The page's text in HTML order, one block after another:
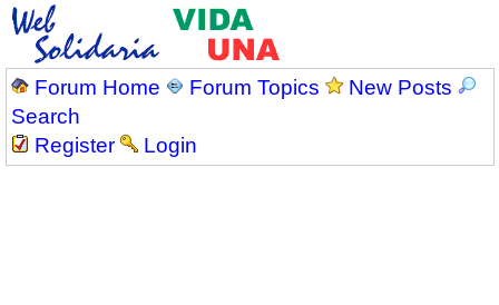
Forum Home Forum Topics
New Posts
Search
Register
Login